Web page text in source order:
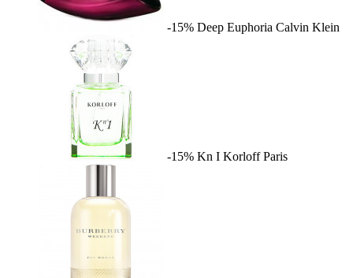
-15% Deep Euphoria Calvin Klein
-15% Kn I Korloff Paris